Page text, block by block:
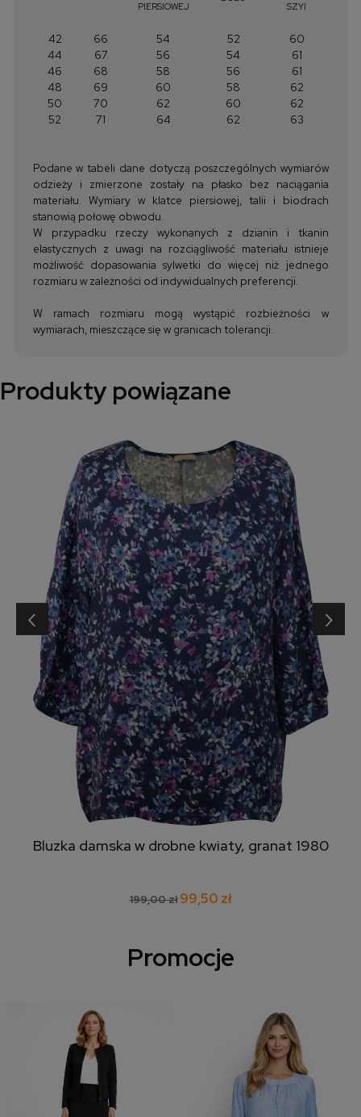
PIERSIOWEJ SZYI
42 66 54 52
60
44
67 56 54
61
46
68 58 56
61
48
69 60 58
62
50
70 62 60
62
52
71 64 62 63
Podane w tabeli dane dotyczą poszczególnych wymiarów
odzieży i zmierzone zostały na płasko bez naciągania
materiału. Wymiary w klatce piersiowej, talii i biodrach
stanowią połowę obwodu.
W przypadku rzeczy wykonanych z dzianin i tkanin
elastycznych z uwagi na rozciągliwość materiału istnieje
możliwość dopasowania sylwetki do więcej niż jednego
rozmiaru w zależności od indywidualnych preferencji.
W ramach rozmiaru mogą wystąpić rozbieżności w
wymiarach, mieszczące się w granicach tolerancji.
Produkty powiązane
Bluzka damska w drobne kwiaty, granat 1980
199,00 zł 99,50 zł
‹ ›
Promocje